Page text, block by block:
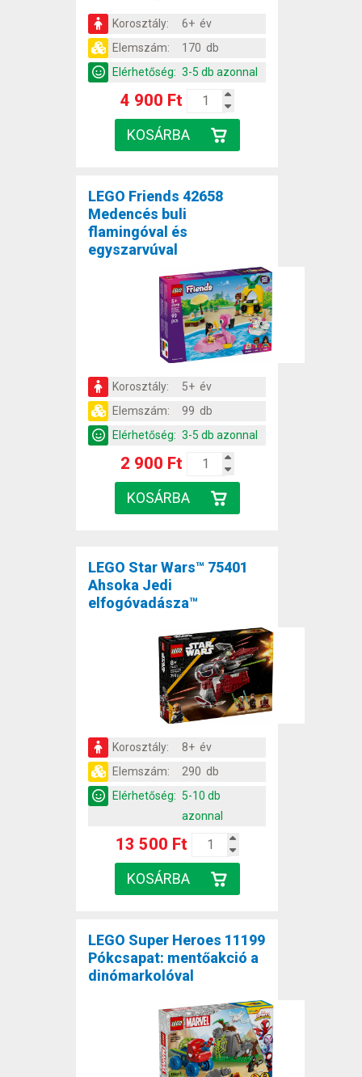
Korosztály:
6+ év
Elemszám:
170 db
Elérhetőség: 3-5 db azonnal
4 900 Ft
LEGO Friends 42658
Medencés buli
flamingóval és
egyszarvúval
Korosztály:
5+ év
Elemszám:
99 db
Elérhetőség: 3-5 db azonnal
2 900 Ft
LEGO Star Wars™ 75401
Ahsoka Jedi
elfogóvadásza™
Korosztály:
8+ év
Elemszám:
290 db
Elérhetőség: 5-10 db
azonnal
13 500 Ft
LEGO Super Heroes 11199
Pókcsapat: mentőakció a
dinómarkolóval